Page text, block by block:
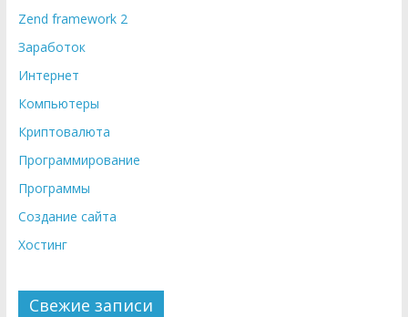
Zend framework 2
Заработок
Интернет
Компьютеры
Криптовалюта
Программирование
Программы
Создание сайта
Хостинг
Свежие записи